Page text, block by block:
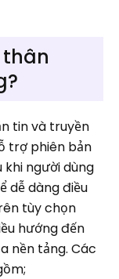
thân
tin và truyền
trợ phiên bản
khi người dùng
dễ dàng điều
tùy chọn
hướng đến
nền tảng. Các